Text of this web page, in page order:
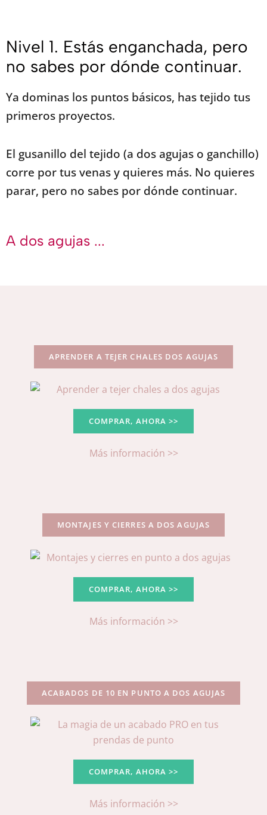
Nivel 1. Estás enganchada, pero
no sabes por dónde continuar.
Ya dominas los puntos básicos, has tejido tus
primeros proyectos.
El gusanillo del tejido (a dos agujas o ganchillo)
corre por tus venas y quieres más. No quieres
parar, pero no sabes por dónde continuar.
A dos agujas ...
APRENDER A TEJER CHALES DOS AGUJAS
COMPRAR, AHORA >>
Más información >>
MONTAJES Y CIERRES A DOS AGUJAS
COMPRAR, AHORA >>
Más información >>
ACABADOS DE 10 EN PUNTO A DOS AGUJAS
COMPRAR, AHORA >>
Más información >>